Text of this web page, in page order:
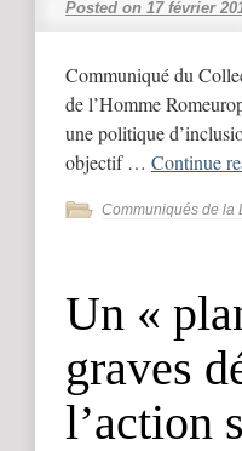
Posted on 17 février
Communiqué du
de l’Homme
une politique
objectif … Continue
Communiqués de la
Un «
graves
l’action